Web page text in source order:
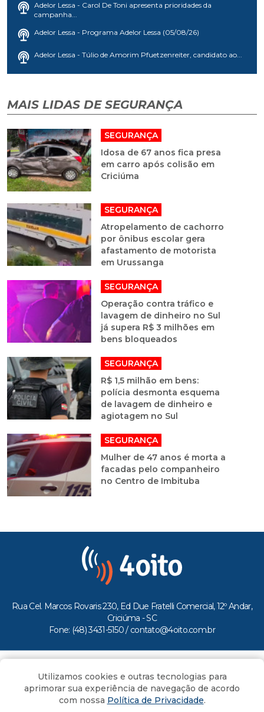
Adelor Lessa - Carol De Toni apresenta prioridades da
campanha...
Adelor Lessa - Programa Adelor Lessa (05/08/26)
Adelor Lessa - Túlio de Amorim Pfuetzenreiter, candidato ao...
MAIS LIDAS DE SEGURANÇA
SEGURANÇA
Idosa de 67 anos fica presa
em carro após colisão em
Criciúma
SEGURANÇA
Atropelamento de cachorro
por ônibus escolar gera
afastamento de motorista
em Urussanga
SEGURANÇA
Operação contra tráfico e
lavagem de dinheiro no Sul
já supera R$ 3 milhões em
bens bloqueados
SEGURANÇA
R$ 1,5 milhão em bens:
polícia desmonta esquema
de lavagem de dinheiro e
agiotagem no Sul
SEGURANÇA
Mulher de 47 anos é morta a
facadas pelo companheiro
no Centro de Imbituba
Rua Cel. Marcos Rovaris 230, Ed Due Fratelli Comercial, 12º Andar,
Criciúma - SC
Fone: (48) 3431-5150 / contato@4oito.com.br
Todos os direitos reservados ao Portal 4oito
Utilizamos cookies e outras tecnologias para
aprimorar sua experiência de navegação de acordo
com nossa Política de Privacidade.